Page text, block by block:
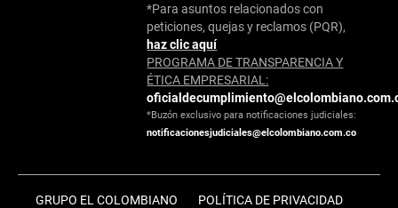
*Para asuntos relacionados con
peticiones, quejas y reclamos (PQR),
haz clic aquí
PROGRAMA DE TRANSPARENCIA Y
ÉTICA EMPRESARIAL:
*Buzón exclusivo para notificaciones judiciales:
notificacionesjudiciales@elcolombiano.com.co
GRUPO EL COLOMBIANO POLÍTICA DE PRIVACIDAD